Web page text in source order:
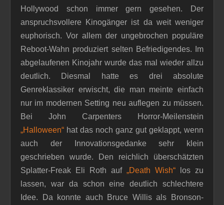
Hollywood schon immer gern gesehen. Der
anspruchsvollere Kinogänger ist da weit weniger
euphorisch. Vor allem der ungebrochen populäre
Reboot-Wahn produziert selten Befriedigendes. Im
abgelaufenen Kinojahr wurde das mal wieder allzu
deutlich. Diesmal hatte es drei absolute
Genreklassiker erwischt, die man meinte einfach
nur im modernen Setting neu auflegen zu müssen.
Bei John Carpenters Horror-Meilenstein
„Halloween“ hat das noch ganz gut geklappt, wenn
auch der Innovationsgedanke sehr klein
geschrieben wurde. Den reichlich überschätzten
Splatter-Freak Eli Roth auf „Death Wish“ los zu
lassen, war da schon eine deutlich schlechtere
Idee. Da konnte auch Bruce Willis als Bronson-